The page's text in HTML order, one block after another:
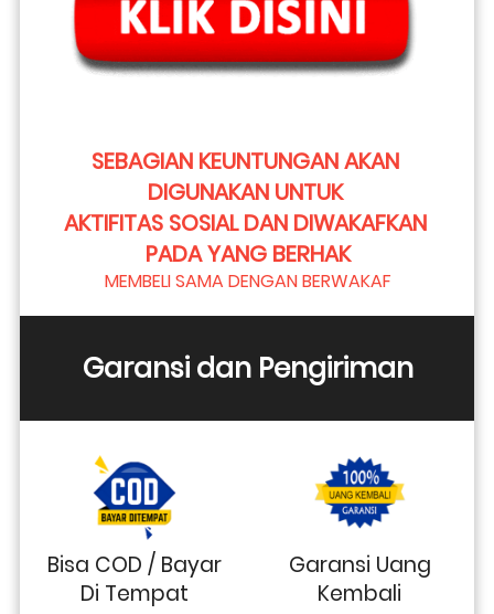
SEBAGIAN KEUNTUNGAN AKAN
DIGUNAKAN UNTUK
AKTIFITAS SOSIAL DAN DIWAKAFKAN
PADA YANG BERHAK
MEMBELI SAMA DENGAN BERWAKAF
Garansi dan Pengiriman
Bisa COD / Bayar
Di Tempat
Garansi Uang
Kembali